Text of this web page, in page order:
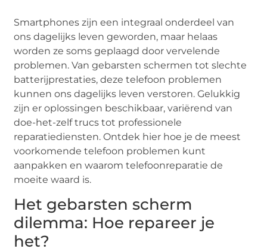
Smartphones zijn een integraal onderdeel van
ons dagelijks leven geworden, maar helaas
worden ze soms geplaagd door vervelende
problemen. Van gebarsten schermen tot slechte
batterijprestaties, deze telefoon problemen
kunnen ons dagelijks leven verstoren. Gelukkig
zijn er oplossingen beschikbaar, variërend van
doe-het-zelf trucs tot professionele
reparatiediensten. Ontdek hier hoe je de meest
voorkomende telefoon problemen kunt
aanpakken en waarom telefoonreparatie de
moeite waard is.
Het gebarsten scherm
dilemma: Hoe repareer je
het?